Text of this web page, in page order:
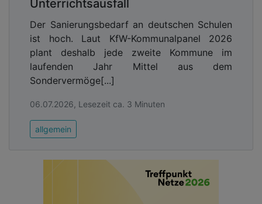
Unterrichtsausfall
Der Sanierungsbedarf an deutschen Schulen
ist hoch. Laut KfW-Kommunalpanel 2026
plant deshalb jede zweite Kommune im
laufenden Jahr Mittel aus dem
Sondervermöge[...]
06.07.2026, Lesezeit ca. 3 Minuten
allgemein